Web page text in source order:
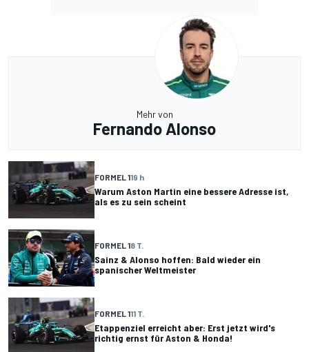
Mehr von
Fernando Alonso
FORMEL 119 h
Warum Aston Martin eine bessere Adresse ist,
als es zu sein scheint
FORMEL 18 T.
Sainz & Alonso hoffen: Bald wieder ein
spanischer Weltmeister
FORMEL 111 T.
Etappenziel erreicht aber: Erst jetzt wird's
richtig ernst für Aston & Honda!